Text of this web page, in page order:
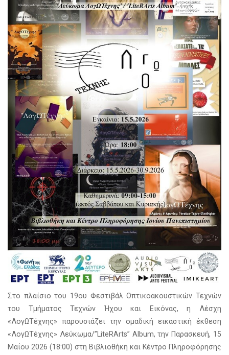
Στο πλαίσιο του 19ου Φεστιβάλ Οπτικοακουστικών Τεχνών
του Τμήματος Τεχνών Ήχου και Εικόνας, η Λέσχη
«ΛογΩΤέχνης» παρουσιάζει την ομαδική εικαστική έκθεση
«ΛογΩΤέχνης» Λεύκωμα/”LiteRArts” Album, την Παρασκευή, 15
Μαΐου 2026 (18:00) στη Βιβλιοθήκη και Κέντρο Πληροφόρησης